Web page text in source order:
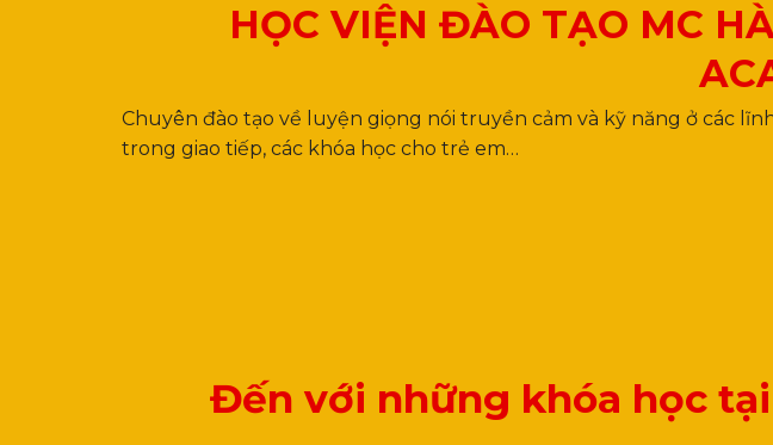
HỌC VIỆN ĐÀO TẠO MC
Chuyên đào tạo về luyện giọng nói truyền cảm và kỹ năng ở các
trong giao tiếp, các khóa học cho trẻ em…
Đến với những khóa học